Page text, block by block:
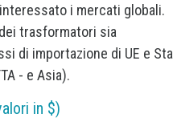
i mercati globali.
trasformatori sia
di importazione di UE e
- e Asia).
in $)